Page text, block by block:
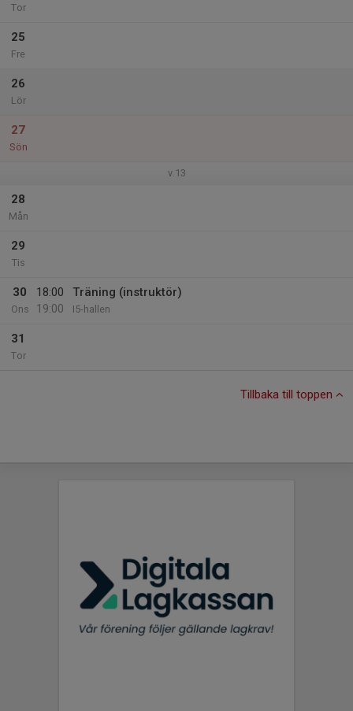
Tor
25
Fre
26
Lör
27
Sön
v.13
28
Mån
29
Tis
30
Ons
18:00
19:00
Träning (instruktör)
I5-hallen
31
Tor
Tillbaka till toppen